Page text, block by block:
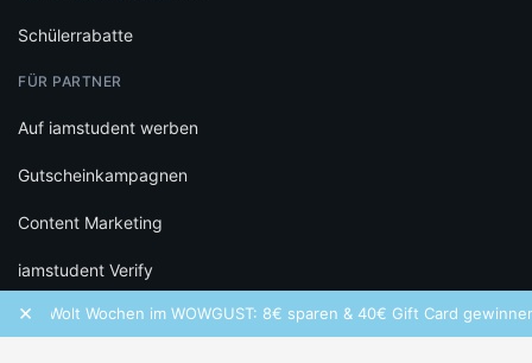
×
Wolt Wochen im WOWGUST: 8€ sparen & 40€ Gift Card gewinnen!
Schülerrabatte
FÜR PARTNER
Auf iamstudent werben
Gutscheinkampagnen
Content Marketing
iamstudent Verify